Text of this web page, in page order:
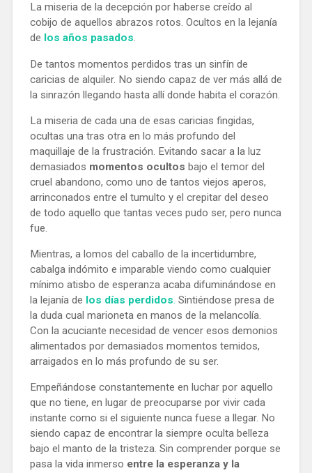
La miseria de la decepción por haberse creído al
cobijo de aquellos abrazos rotos. Ocultos en la lejanía
de los años pasados.
De tantos momentos perdidos tras un sinfín de
caricias de alquiler. No siendo capaz de ver más allá de
la sinrazón llegando hasta allí donde habita el corazón.
La miseria de cada una de esas caricias fingidas,
ocultas una tras otra en lo más profundo del
maquillaje de la frustración. Evitando sacar a la luz
demasiados momentos ocultos bajo el temor del
cruel abandono, como uno de tantos viejos aperos,
arrinconados entre el tumulto y el crepitar del deseo
de todo aquello que tantas veces pudo ser, pero nunca
fue.
Mientras, a lomos del caballo de la incertidumbre,
cabalga indómito e imparable viendo como cualquier
mínimo atisbo de esperanza acaba difuminándose en
la lejanía de los días perdidos. Sintiéndose presa de
la duda cual marioneta en manos de la melancolía.
Con la acuciante necesidad de vencer esos demonios
alimentados por demasiados momentos temidos,
arraigados en lo más profundo de su ser.
Empeñándose constantemente en luchar por aquello
que no tiene, en lugar de preocuparse por vivir cada
instante como si el siguiente nunca fuese a llegar. No
siendo capaz de encontrar la siempre oculta belleza
bajo el manto de la tristeza. Sin comprender porque se
pasa la vida inmerso entre la esperanza y la